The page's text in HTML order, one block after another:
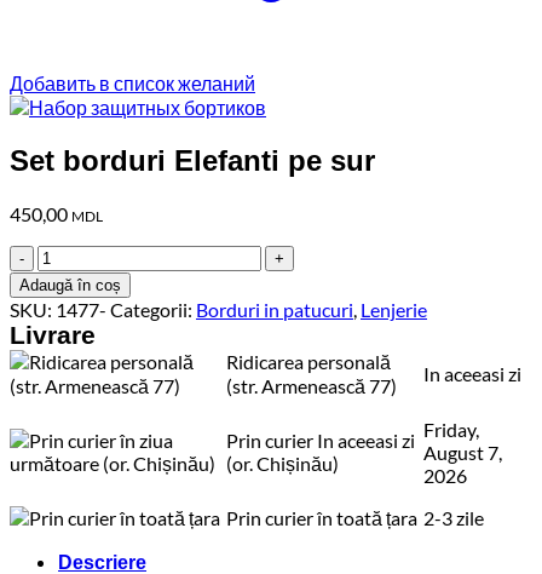
Добавить в список желаний
Set borduri Elefanti pe sur
450,00 MDL
Cantitate
Set
borduri
Elefanti
pe
sur
Adaugă în coș
SKU: 1477- Categorii: Borduri in patucuri, Lenjerie
Livrare
Ridicarea personală
(str. Armenească 77)
In aceeasi zi
Prin curier In aceeasi zi
(or. Chișinău)
Friday,
August 7,
2026
Prin curier în toată țara 2-3 zile
Descriere